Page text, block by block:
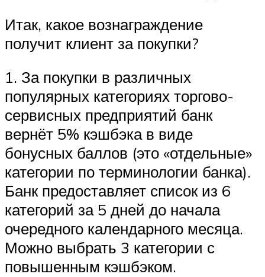
Итак, какое вознаграждение
получит клиент за покупки?
1. За покупки в различных
популярных категориях торгово-
сервисных предприятий банк
вернёт 5% кэшбэка в виде
бонусных баллов (это «отдельные»
категории по терминологии банка).
Банк предоставляет список из 6
категорий за 5 дней до начала
очередного календарного месяца.
Можно выбрать 3 категории с
повышенным кэшбэком.